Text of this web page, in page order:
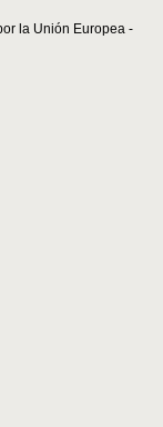
la Unión Europea -